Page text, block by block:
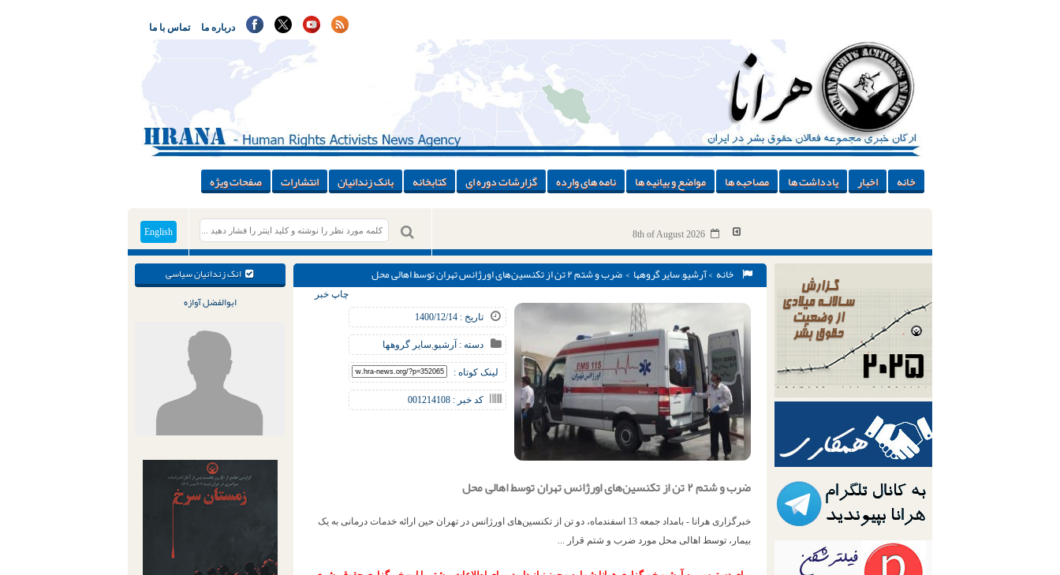
تماس با ما درباره ما
خانه اخبار یادداشت ها مصاحبه ها مواضع و بیانیه ها نامه های وارده گزارشات دوره ای کتابخانه بانک زندانیان انتشارات صفحات ویژه
English 8th of August 2026
انک زندانیان سیاسی
ابوالفضل آوازه
خانه >آرشیو,سایر گروهها > ضرب و شتم ۲ تن از تکنسین‌های اورژانس تهران توسط اهالی محل
تاریخ : 1400/12/14
دسته : آرشیو,سایر گروهها
لینک کوتاه :
کد خبر : 001214108
چاپ خبر
ضرب و شتم ۲ تن از تکنسین‌های اورژانس تهران توسط اهالی محل
خبرگزاری هرانا - بامداد جمعه 13 اسفندماه، دو تن از تکنسین‌های اورژانس در تهران حین ارائه خدمات درمانی به یک
بیمار، توسط اهالی محل مورد ضرب و شتم قرار ...